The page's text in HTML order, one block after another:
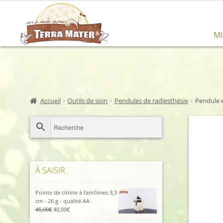
Aller
à
la
Aller
au
contenu
Accueil Outils de soin Pendules de radiesthésie Pendule
À SAISIR
Pointe de citrine à fantômes 3,3
cm - 26 g - qualité AA
45,00€ Le
40,00€Le